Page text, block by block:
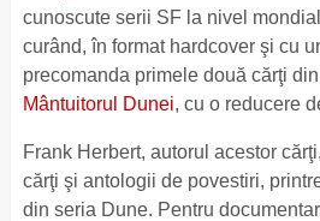
cunoscute serii SF la nivel
curând, în format hardcover şi cu
precomanda primele două cărţi
Mântuitorul Dunei, cu o reducere
Frank Herbert, autorul acestor
cărţi şi antologii de povestiri,
din seria Dune. Pentru